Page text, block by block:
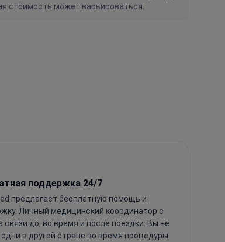
стоимость может варьироваться.
поддержка 24/7
предлагает бесплатную помощь и
Личный медицинский координатор с
связи до, во время и после поездки. Вы не
одни в другой стране во время процедуры